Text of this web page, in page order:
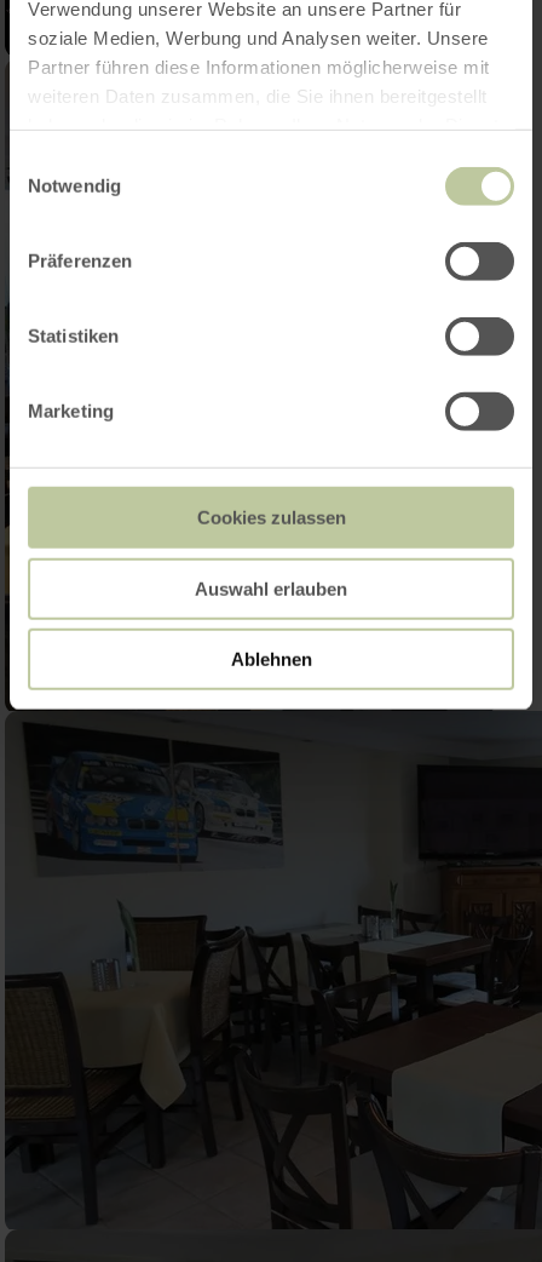
Verwendung unserer Website an unsere Partner für
soziale Medien, Werbung und Analysen weiter. Unsere
Partner führen diese Informationen möglicherweise mit
weiteren Daten zusammen, die Sie ihnen bereitgestellt
Notwendig
Präferenzen
Statistiken
Marketing
Cookies zulassen
Auswahl erlauben
Ablehnen